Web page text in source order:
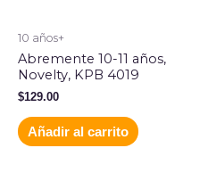
10 años+
Abremente 10-11 años,
Novelty, KPB 4019
$129.00
Añadir al carrito